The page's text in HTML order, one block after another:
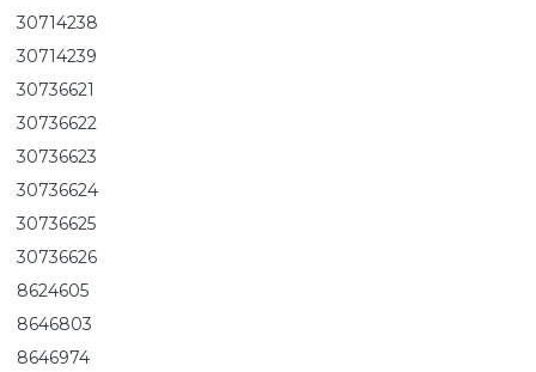
30714238
30714239
30736621
30736622
30736623
30736624
30736625
30736626
8624605
8646803
8646974